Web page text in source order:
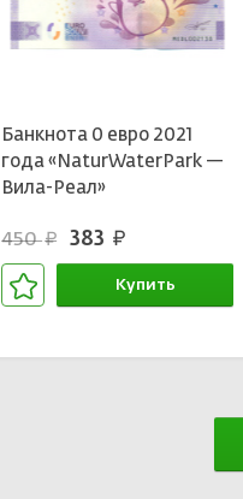
Банкнота 0 евро 2021
года «NaturWaterPark —
Вила-Реал»
450руб. 383 руб.
Купить